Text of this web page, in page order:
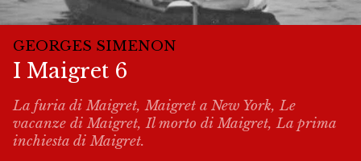
GEORGES SIMENON
I Maigret 6
La furia di Maigret, Maigret a New York, Le
vacanze di Maigret, Il morto di Maigret, La prima
inchiesta di Maigret.